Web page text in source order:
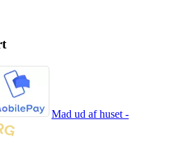
Mad ud af huset -